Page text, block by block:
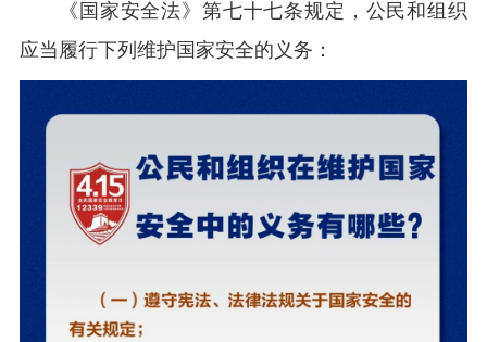
《国家安全法》第七十七条规定，公民和组织
应当履行下列维护国家安全的义务：